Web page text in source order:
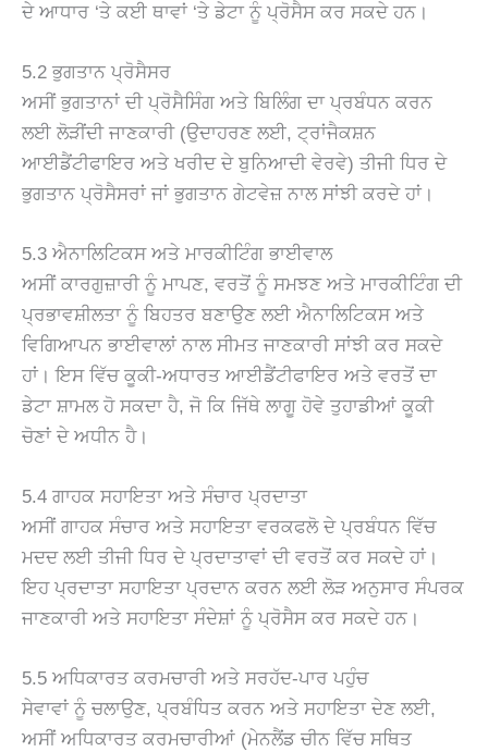
ਦੇ ਆਧਾਰ ‘ਤੇ ਕਈ ਥਾਵਾਂ ‘ਤੇ ਡੇਟਾ ਨੂੰ ਪ੍ਰੋਸੈਸ ਕਰ ਸਕਦੇ ਹਨ।
5.2 ਭੁਗਤਾਨ ਪ੍ਰੋਸੈਸਰ
ਅਸੀਂ ਭੁਗਤਾਨਾਂ ਦੀ ਪ੍ਰੋਸੈਸਿੰਗ ਅਤੇ ਬਿਲਿੰਗ ਦਾ ਪ੍ਰਬੰਧਨ ਕਰਨ
ਲਈ ਲੋੜੀਂਦੀ ਜਾਣਕਾਰੀ (ਉਦਾਹਰਣ ਲਈ, ਟ੍ਰਾਂਜੈਕਸ਼ਨ
ਆਈਡੈਂਟੀਫਾਇਰ ਅਤੇ ਖਰੀਦ ਦੇ ਬੁਨਿਆਦੀ ਵੇਰਵੇ) ਤੀਜੀ ਧਿਰ ਦੇ
ਭੁਗਤਾਨ ਪ੍ਰੋਸੈਸਰਾਂ ਜਾਂ ਭੁਗਤਾਨ ਗੇਟਵੇਜ਼ ਨਾਲ ਸਾਂਝੀ ਕਰਦੇ ਹਾਂ।
5.3 ਐਨਾਲਿਟਿਕਸ ਅਤੇ ਮਾਰਕੀਟਿੰਗ ਭਾਈਵਾਲ
ਅਸੀਂ ਕਾਰਗੁਜ਼ਾਰੀ ਨੂੰ ਮਾਪਣ, ਵਰਤੋਂ ਨੂੰ ਸਮਝਣ ਅਤੇ ਮਾਰਕੀਟਿੰਗ ਦੀ
ਪ੍ਰਭਾਵਸ਼ੀਲਤਾ ਨੂੰ ਬਿਹਤਰ ਬਣਾਉਣ ਲਈ ਐਨਾਲਿਟਿਕਸ ਅਤੇ
ਵਿਗਿਆਪਨ ਭਾਈਵਾਲਾਂ ਨਾਲ ਸੀਮਤ ਜਾਣਕਾਰੀ ਸਾਂਝੀ ਕਰ ਸਕਦੇ
ਹਾਂ। ਇਸ ਵਿੱਚ ਕੂਕੀ-ਅਧਾਰਤ ਆਈਡੈਂਟੀਫਾਇਰ ਅਤੇ ਵਰਤੋਂ ਦਾ
ਡੇਟਾ ਸ਼ਾਮਲ ਹੋ ਸਕਦਾ ਹੈ, ਜੋ ਕਿ ਜਿੱਥੇ ਲਾਗੂ ਹੋਵੇ ਤੁਹਾਡੀਆਂ ਕੂਕੀ
ਚੋਣਾਂ ਦੇ ਅਧੀਨ ਹੈ।
5.4 ਗਾਹਕ ਸਹਾਇਤਾ ਅਤੇ ਸੰਚਾਰ ਪ੍ਰਦਾਤਾ
ਅਸੀਂ ਗਾਹਕ ਸੰਚਾਰ ਅਤੇ ਸਹਾਇਤਾ ਵਰਕਫਲੋ ਦੇ ਪ੍ਰਬੰਧਨ ਵਿੱਚ
ਮਦਦ ਲਈ ਤੀਜੀ ਧਿਰ ਦੇ ਪ੍ਰਦਾਤਾਵਾਂ ਦੀ ਵਰਤੋਂ ਕਰ ਸਕਦੇ ਹਾਂ।
ਇਹ ਪ੍ਰਦਾਤਾ ਸਹਾਇਤਾ ਪ੍ਰਦਾਨ ਕਰਨ ਲਈ ਲੋੜ ਅਨੁਸਾਰ ਸੰਪਰਕ
ਜਾਣਕਾਰੀ ਅਤੇ ਸਹਾਇਤਾ ਸੰਦੇਸ਼ਾਂ ਨੂੰ ਪ੍ਰੋਸੈਸ ਕਰ ਸਕਦੇ ਹਨ।
5.5 ਅਧਿਕਾਰਤ ਕਰਮਚਾਰੀ ਅਤੇ ਸਰਹੱਦ-ਪਾਰ ਪਹੁੰਚ
ਸੇਵਾਵਾਂ ਨੂੰ ਚਲਾਉਣ, ਪ੍ਰਬੰਧਿਤ ਕਰਨ ਅਤੇ ਸਹਾਇਤਾ ਦੇਣ ਲਈ,
ਅਸੀਂ ਅਧਿਕਾਰਤ ਕਰਮਚਾਰੀਆਂ (ਮੇਨਲੈਂਡ ਚੀਨ ਵਿੱਚ ਸਥਿਤ